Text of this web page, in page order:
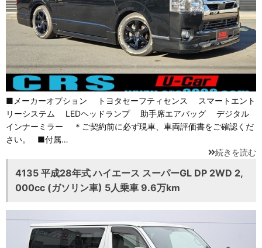
■メーカーオプション トヨタセーフティセンス スマートエント
リーシステム LEDヘッドランプ 助手席エアバッグ デジタル
インナーミラー ＊ご契約前に必ず現車、車両評価書をご確認くだ
さい。 ■付属…
続きを読む
4135 平成28年式 ハイエース スーパーGL DP 2WD 2,
000cc (ガソリン車) 5人乗車 9.6万km